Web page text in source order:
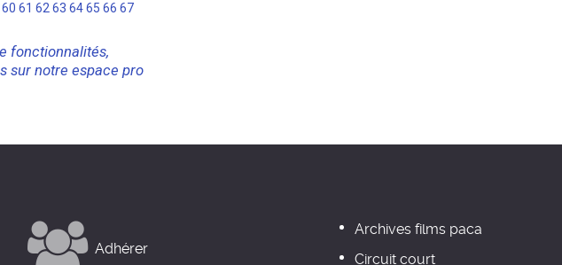
60 61 62 63 64 65 66 67
fonctionnalités,
sur notre espace pro
Adhérer
Archives films paca
Circuit court